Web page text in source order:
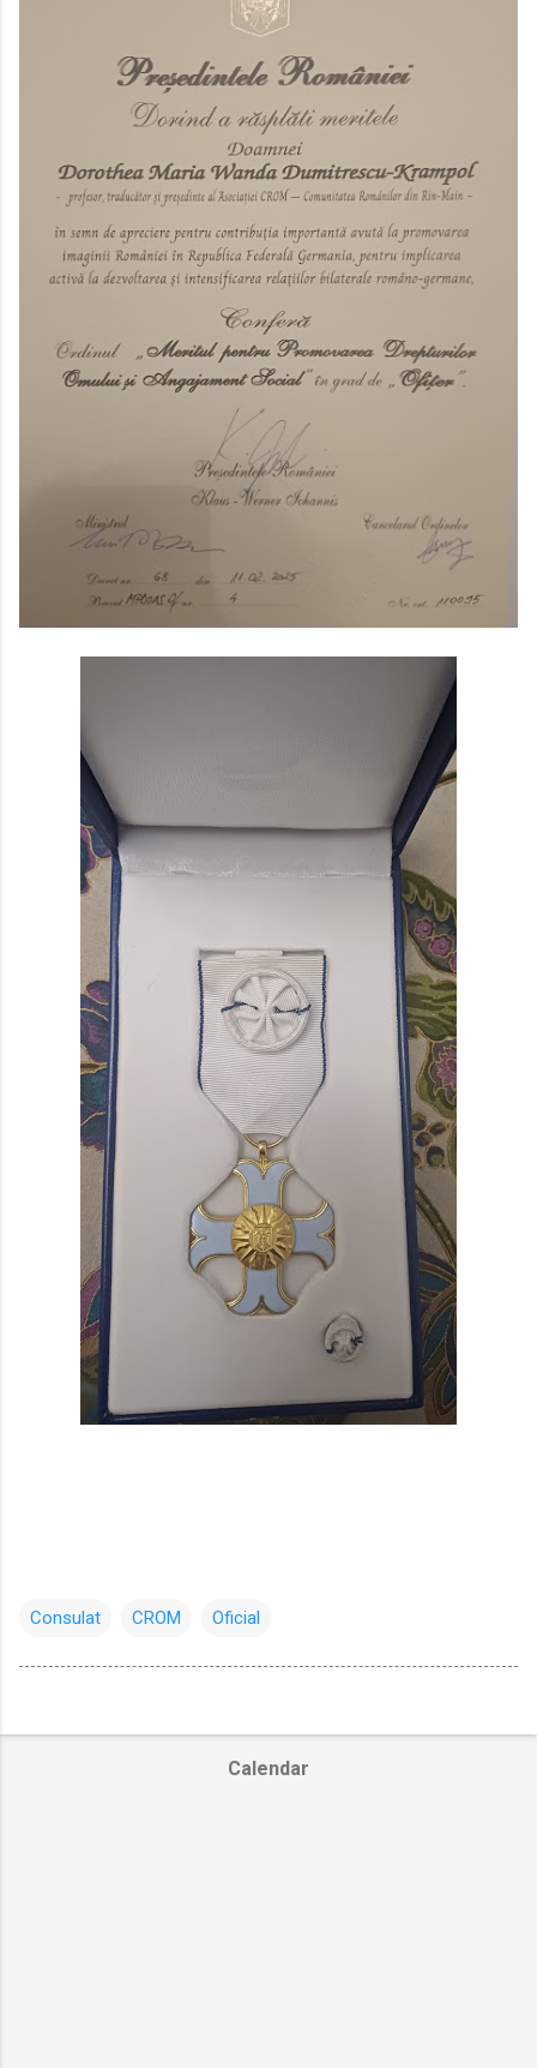
Consulat CROM Oficial
Calendar